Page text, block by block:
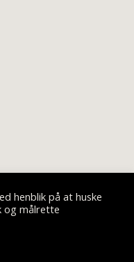
© 2019
henblik på at huske
og målrette